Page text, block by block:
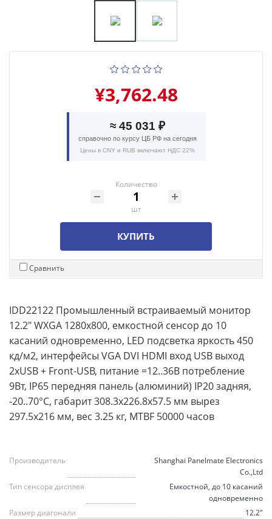
¥3,762.48
≈ 45 031 ₽
справочно по курсу ЦБ РФ на сегодня
Цены в CNY и RUB включают НДС 22%
Количество
шт
КУПИТЬ
Сравнить
IDD22122 Промышленный встраиваемый монитор
12.2" WXGA 1280x800, емкостной сенсор до 10
касаний одновременно, LED подсветка яркость 450
кд/м2, интерфейсы VGA DVI HDMI вход USB выход
2xUSB + Front-USB, питание =12..36В потребление
9Вт, IP65 передняя панель (алюминий) IP20 задняя,
-20..70°С, габарит 308.3x226.8x57.5 мм вырез
297.5x216 мм, вес 3.25 кг, MTBF 50000 часов
Производитель
Shanghai Panelmate Electronics
Co.,Ltd
Тип сенсора дисплея
Емкостной, до 10 касаний
одновременно
Размер диагонали
12.2"